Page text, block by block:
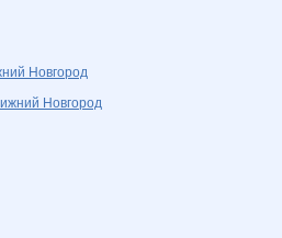
Новгород
Новгород